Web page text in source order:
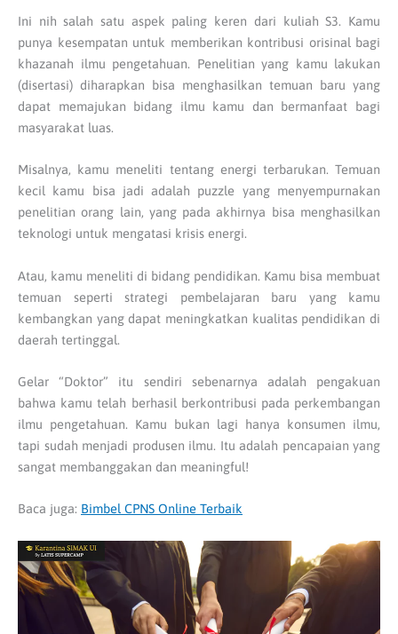
Ini nih salah satu aspek paling keren dari kuliah S3. Kamu
punya kesempatan untuk memberikan kontribusi orisinal bagi
khazanah ilmu pengetahuan. Penelitian yang kamu lakukan
(disertasi) diharapkan bisa menghasilkan temuan baru yang
dapat memajukan bidang ilmu kamu dan bermanfaat bagi
masyarakat luas.
Misalnya, kamu meneliti tentang energi terbarukan. Temuan
kecil kamu bisa jadi adalah puzzle yang menyempurnakan
penelitian orang lain, yang pada akhirnya bisa menghasilkan
teknologi untuk mengatasi krisis energi.
Atau, kamu meneliti di bidang pendidikan. Kamu bisa membuat
temuan seperti strategi pembelajaran baru yang kamu
kembangkan yang dapat meningkatkan kualitas pendidikan di
daerah tertinggal.
Gelar “Doktor” itu sendiri sebenarnya adalah pengakuan
bahwa kamu telah berhasil berkontribusi pada perkembangan
ilmu pengetahuan. Kamu bukan lagi hanya konsumen ilmu,
tapi sudah menjadi produsen ilmu. Itu adalah pencapaian yang
sangat membanggakan dan meaningful!
Baca juga: Bimbel CPNS Online Terbaik